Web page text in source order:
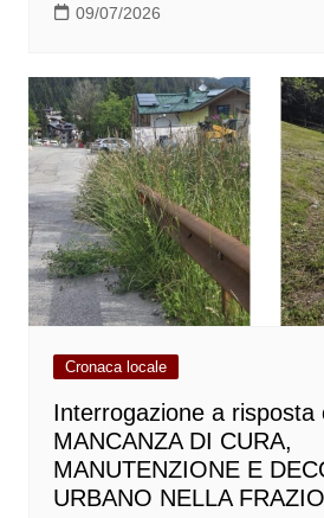
09/07/2026
Cronaca locale
Interrogazione a risposta
MANCANZA DI CURA,
MANUTENZIONE E
URBANO NELLA